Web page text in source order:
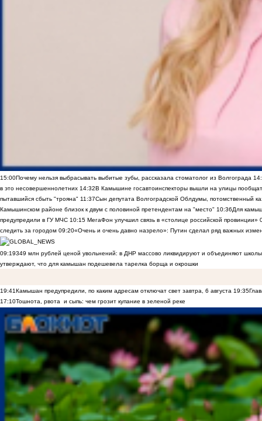
15:00Почему нельзя выбрасывать выбитые зубы, рассказала стоматолог из Волгограда
в это несовершеннолетних 14:32В Камышине госавтоинспекторы вышли на улицы
пытавшийся сбыть "трояна" 11:37Сын депутата Волгоградской Облдумы, потомственный
Камышинском районе близок к двум с половиной претендентам на "место" 10:36Для
предупредили в ГУ МЧС 10:15 МегаФон улучшил связь в «столице российской провинции»
следить за городом 09:20«Очень и очень давно назрело»: Путин сделал ряд важных
09:19349 млн рублей ценой увольнений: в ДНР массово ликвидируют и объединяют
утверждают, что для камышан подешевела тарелка борща и окрошки
19:41Камышан предупредили, по каким адресам отключат свет завтра, 6 августа 19:35
17:10Тошнота, рвота и сыпь: чем грозит купание в зеленой реке